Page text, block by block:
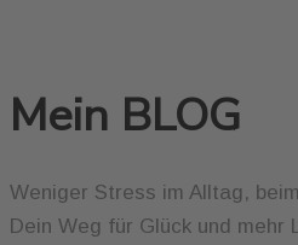
Mein BLOG
Weniger Stress im Alltag,
Dein Weg für Glück und mehr